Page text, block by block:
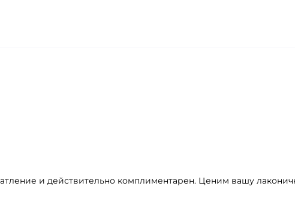
и действительно комплиментарен. Ценим вашу